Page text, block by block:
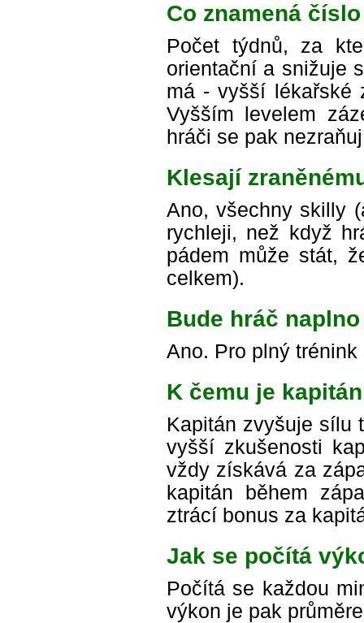
Co znamená
Počet týdnů, za
orientační a snižuje
má - vyšší lékařské
Vyšším levelem
hráči se pak
Klesají
Ano, všechny skilly
rychleji, než když
pádem může stát,
celkem).
Bude hráč
Ano. Pro plný
K čemu je
Kapitán zvyšuje sílu
vyšší zkušenosti
vždy získává za
kapitán během
ztrácí bonus za
Jak se počítá
Počítá se každou
výkon je pak